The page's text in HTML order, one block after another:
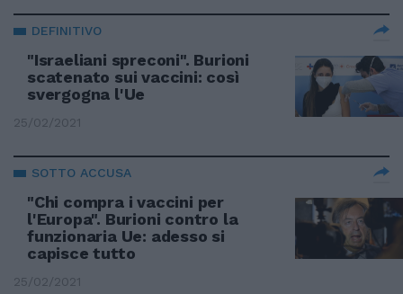
DEFINITIVO
"Israeliani spreconi". Burioni
scatenato sui vaccini: così
svergogna l'Ue
25/02/2021
SOTTO ACCUSA
"Chi compra i vaccini per
l'Europa". Burioni contro la
funzionaria Ue: adesso si
capisce tutto
25/02/2021